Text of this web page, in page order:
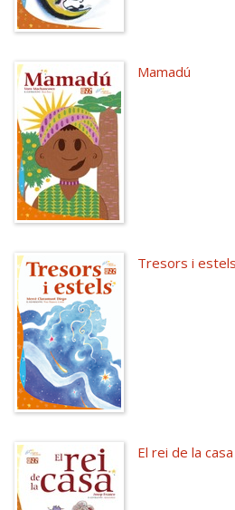
Mamadú
Tresors i estels
El rei de la casa